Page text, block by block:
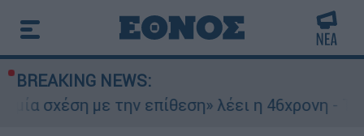
BREAKING NEWS:
την επίθεση» λέει η 46χρονη - Τι